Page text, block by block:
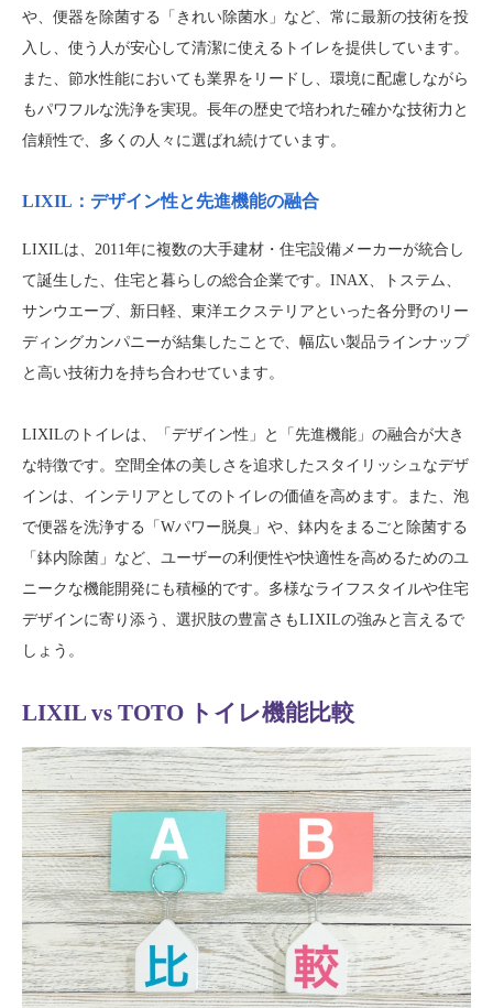
や、便器を除菌する「きれい除菌水」など、常に最新の技術を投
入し、使う人が安心して清潔に使えるトイレを提供しています。
また、節水性能においても業界をリードし、環境に配慮しながら
もパワフルな洗浄を実現。長年の歴史で培われた確かな技術力と
信頼性で、多くの人々に選ばれ続けています。
LIXIL：デザイン性と先進機能の融合
LIXILは、2011年に複数の大手建材・住宅設備メーカーが統合し
て誕生した、住宅と暮らしの総合企業です。INAX、トステム、
サンウエーブ、新日軽、東洋エクステリアといった各分野のリー
ディングカンパニーが結集したことで、幅広い製品ラインナップ
と高い技術力を持ち合わせています。
LIXILのトイレは、「デザイン性」と「先進機能」の融合が大き
な特徴です。空間全体の美しさを追求したスタイリッシュなデザ
インは、インテリアとしてのトイレの価値を高めます。また、泡
で便器を洗浄する「Wパワー脱臭」や、鉢内をまるごと除菌する
「鉢内除菌」など、ユーザーの利便性や快適性を高めるためのユ
ニークな機能開発にも積極的です。多様なライフスタイルや住宅
デザインに寄り添う、選択肢の豊富さもLIXILの強みと言えるで
しょう。
LIXIL vs TOTO トイレ機能比較